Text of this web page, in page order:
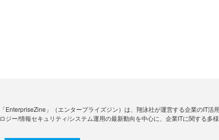
「EnterpriseZine」（エンタープライズジン）は、翔泳社が運営する企業のIT
ロジー/情報セキュリティ/システム運用の最新動向を中心に、企業ITに関する多